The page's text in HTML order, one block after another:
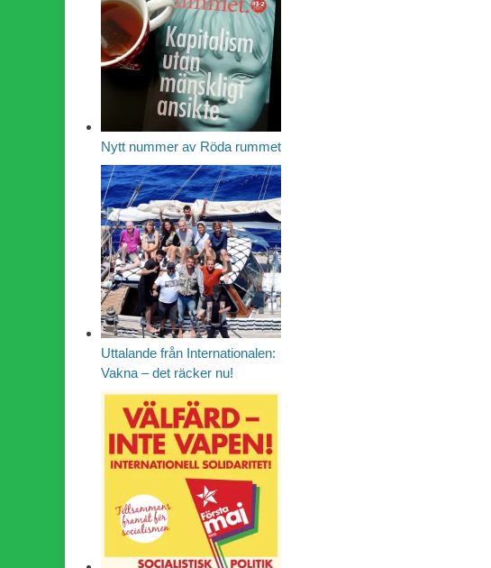
Nytt nummer av Röda rummet
Uttalande från Internationalen:
Vakna – det räcker nu!